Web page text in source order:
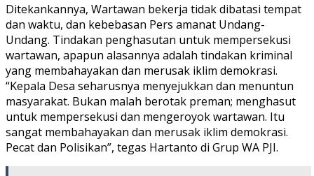
Ditekankannya, Wartawan bekerja tidak dibatasi tempat
dan waktu, dan kebebasan Pers amanat Undang-
Undang. Tindakan penghasutan untuk mempersekusi
wartawan, apapun alasannya adalah tindakan kriminal
yang membahayakan dan merusak iklim demokrasi.
“Kepala Desa seharusnya menyejukkan dan menuntun
masyarakat. Bukan malah berotak preman; menghasut
untuk mempersekusi dan mengeroyok wartawan. Itu
sangat membahayakan dan merusak iklim demokrasi.
Pecat dan Polisikan”, tegas Hartanto di Grup WA PJI.